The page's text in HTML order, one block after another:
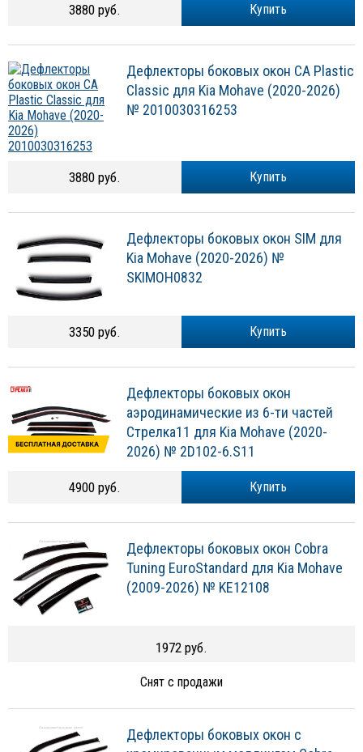
Купить
3880 руб.
Дефлекторы боковых окон CA Plastic
Classic для Kia Mohave (2020-2026)
№ 2010030316253
3880 руб.
SKIMOH0832
3350 руб.
Стрелка11 для Kia Mohave (2020-
2026) № 2D102-6.S11
Купить
4900 руб.
(2009-2026) № KE12108
Снят с продажи
Tuning EuroStandard для Kia Mohave